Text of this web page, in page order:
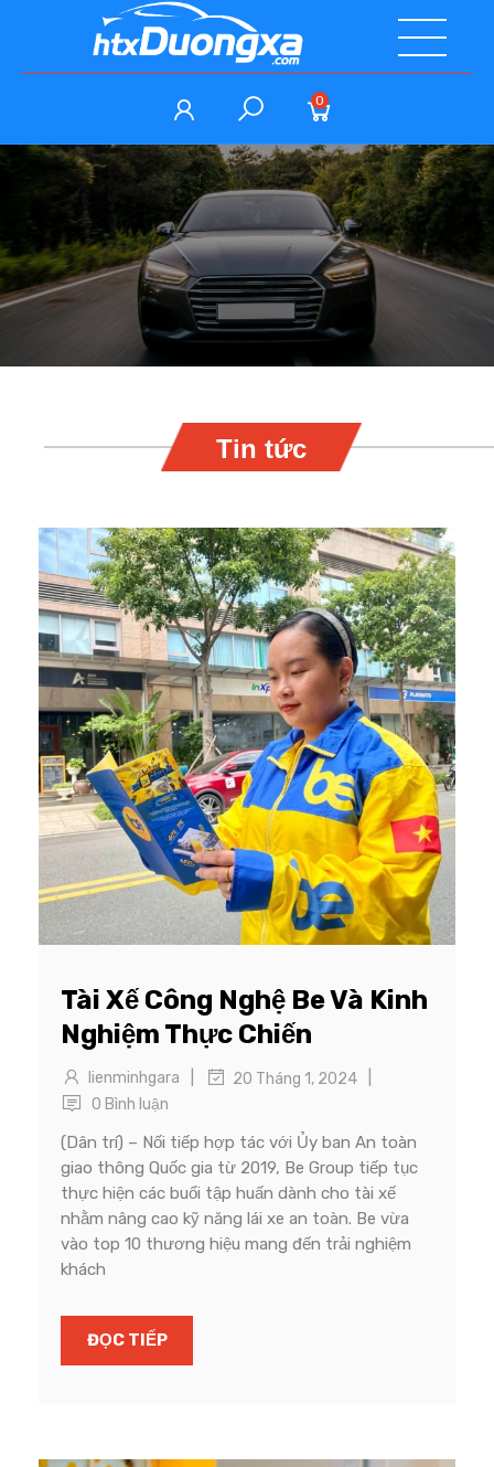
0
Tin tức
Tài Xế Công Nghệ Be Và Kinh
Nghiệm Thực Chiến
lienminhgara 20 Tháng 1, 2024
0 Bình luận
(Dân trí) – Nối tiếp hợp tác với Ủy ban An toàn
giao thông Quốc gia từ 2019, Be Group tiếp tục
thực hiện các buổi tập huấn dành cho tài xế
nhằm nâng cao kỹ năng lái xe an toàn. Be vừa
vào top 10 thương hiệu mang đến trải nghiệm
khách
ĐỌC TIẾP